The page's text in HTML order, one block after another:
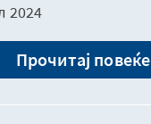
2024
Прочитај повеќе